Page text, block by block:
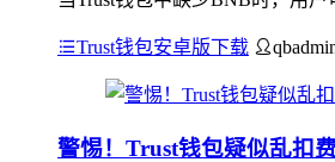
Trust钱包安卓版下载
警惕！Trust钱包疑似乱扣